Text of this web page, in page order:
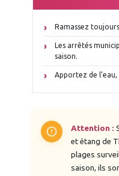
Ramassez
Les arrêtés
saison.
Apportez de
Attention :
et étang de
plages
saison, ils